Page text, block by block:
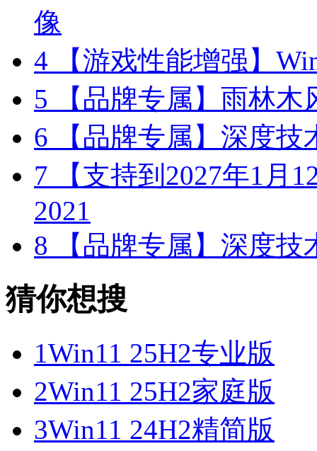
像
4 【游戏性能增强】
5 【品牌专属】雨林木
6 【品牌专属】深度技
7 【支持到2027年1月
2021
8 【品牌专属】深度技
猜你想搜
1Win11 25H2专业版
2Win11 25H2家庭版
3Win11 24H2精简版